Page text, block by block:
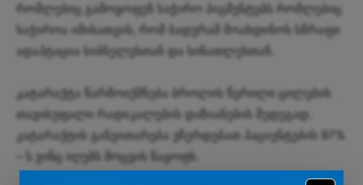
რომლებიც გამოყოფენ საჭირო პიგმენტებს რომლებიც
საჭიროა იმისათვის, რომ ბადურამ მოახდინოს სწრაფი
ადაპტაცია სიბნელესთან და სინათლესთან.
კატარაქტა წარმოიქმნება ბროლის წვრილი ცილების
თავისუფალი რადიკალების დაზიანების შედეგად.
კატარაქტის განვითარება უჩერდებათ პაციენტების 97%
– ს ვინც იღებს მოცვის ნაყოფს.